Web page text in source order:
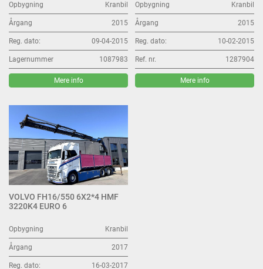
Opbygning Kranbil
Årgang 2015
Reg. dato: 09-04-2015
Lagernummer 1087983
Mere info
Opbygning Kranbil
Årgang 2015
Reg. dato: 10-02-2015
Ref. nr. 1287904
Mere info
VOLVO FH16/550 6X2*4 HMF
3220K4 EURO 6
Opbygning Kranbil
Årgang 2017
Reg. dato: 16-03-2017